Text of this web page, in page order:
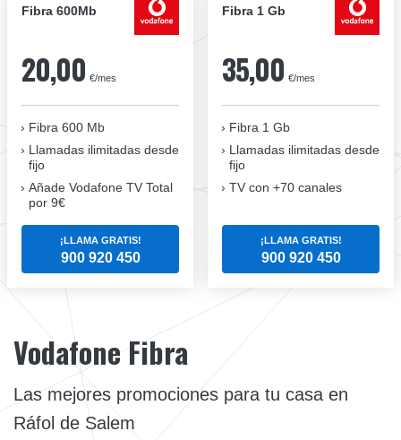
Fibra 600Mb
20,00 €/mes
Fibra 600 Mb
Llamadas ilimitadas desde
fijo
Añade Vodafone TV Total
por 9€
¡LLAMA GRATIS!
900 920 450
Fibra 1 Gb
35,00 €/mes
Fibra 1 Gb
Llamadas ilimitadas desde
fijo
TV con +70 canales
¡LLAMA GRATIS!
900 920 450
Vodafone Fibra
Las mejores promociones para tu casa en
Ráfol de Salem